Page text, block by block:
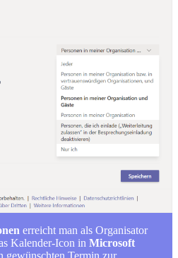
erreicht man als Organisator
Kalender-Icon in Microsoft